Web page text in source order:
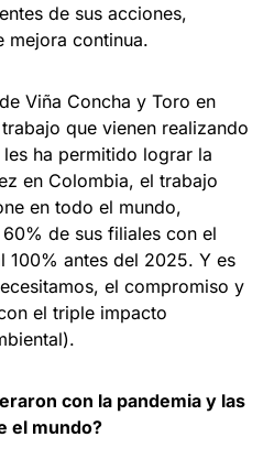
de sus acciones,
mejora continua.
Viña Concha y Toro en
que vienen realizando
ha permitido lograr la
en Colombia, el trabajo
en todo el mundo,
de sus filiales con el
100% antes del 2025. Y es
el compromiso y
el triple impacto
con la pandemia y las
el mundo?